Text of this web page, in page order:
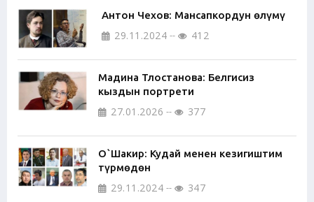
Антон Чехов: Мансапкордун өлүмү
29.11.2024 412
Мадина Тлостанова: Белгисиз
кыздын портрети
27.01.2026 377
О`Шакир: Кудай менен кезигиштим
түрмөдөн
29.11.2024 347